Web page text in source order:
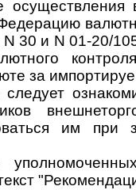
осуществления
30 и N 01-20/
за
им при